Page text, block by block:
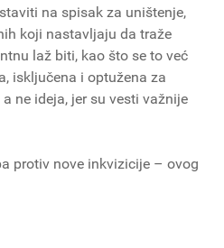
na spisak za uništenje,
koji nastavljaju da traže
laž biti, kao što se to već
isključena i optužena za
ne ideja, jer su vesti važnije
protiv nove inkvizicije – ovog